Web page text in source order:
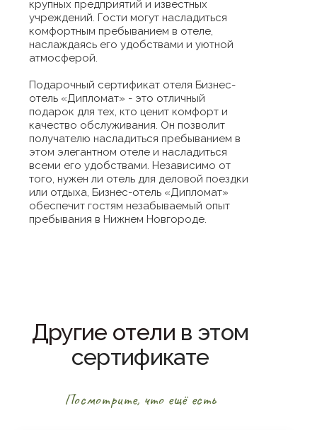
крупных предприятий и известных
учреждений. Гости могут насладиться
комфортным пребыванием в отеле,
наслаждаясь его удобствами и уютной
атмосферой.
Подарочный сертификат отеля Бизнес-
отель «Дипломат» - это отличный
подарок для тех, кто ценит комфорт и
качество обслуживания. Он позволит
получателю насладиться пребыванием в
этом элегантном отеле и насладиться
всеми его удобствами. Независимо от
того, нужен ли отель для деловой поездки
или отдыха, Бизнес-отель «Дипломат»
обеспечит гостям незабываемый опыт
пребывания в Нижнем Новгороде.
Другие отели в этом
сертификате
Посмотрите, что ещё есть